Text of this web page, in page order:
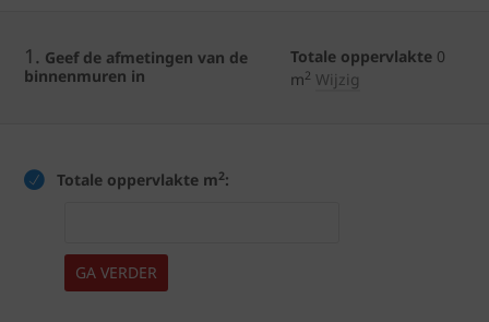
1. Geef de afmetingen van de
binnenmuren in
Totale oppervlakte 0
m2 Wijzig
Totale oppervlakte m2:
GA VERDER